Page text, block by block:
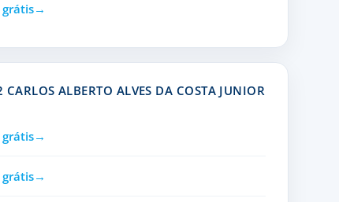
grátis
ALBERTO ALVES DA COSTA JUNIOR
grátis
grátis